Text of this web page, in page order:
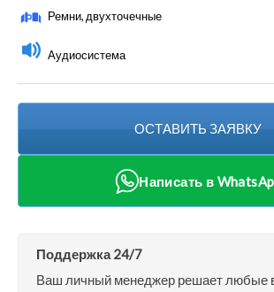
Ремни, двухточечные
Аудиосистема
ОСТАВИТЬ ЗАЯВКУ
Написать в
Поддержка 24/7
Ваш личный менеджер решает любые